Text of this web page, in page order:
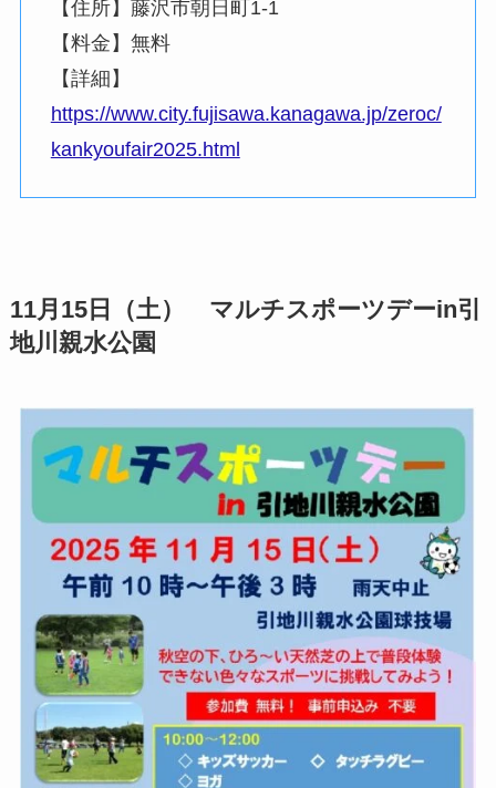
【住所】藤沢市朝日町1-1
【料金】無料
【詳細】
https://www.city.fujisawa.kanagawa.jp/zeroc/
kankyoufair2025.html
11月15日（土） マルチスポーツデーin引
地川親水公園